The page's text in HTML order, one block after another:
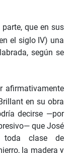
que en sus
el siglo IV) una
según se
afirmativamente
en su obra
decirse —por
que José
clase de
la madera y